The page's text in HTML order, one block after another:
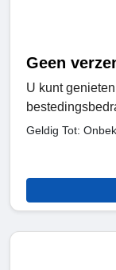
Geen
U kunt
Geldig Tot: